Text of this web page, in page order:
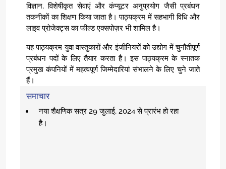
विज्ञान, विशेषीकृत सेवाएं और कंप्यूटर अनुप्रयोग जैसी प्रबंधन
तकनीकों का शिक्षण किया जाता है। पाठ्यक्रम में सहभागी विधि और
लाइव प्रोजेक्ट्स का फील्ड एक्सपोज़र भी शामिल है।
यह पाठ्यक्रम युवा वास्तुकारों और इंजीनियरों को उद्योग में चुनौतीपूर्ण
प्रबंधन पदों के लिए तैयार करता है। इस पाठ्यक्रम के स्नातक
प्रमुख कंपनियों में महत्वपूर्ण जिम्मेदारियां संभालने के लिए चुने जाते
हैं।
समाचार
नया शैक्षणिक सत्र 29 जुलाई, 2024 से प्रारंभ हो रहा
है।